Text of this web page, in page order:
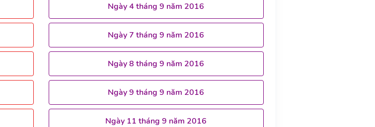
Ngày 4 tháng 9 năm 2016
Ngày 7 tháng 9 năm 2016
Ngày 8 tháng 9 năm 2016
Ngày 9 tháng 9 năm 2016
Ngày 11 tháng 9 năm 2016